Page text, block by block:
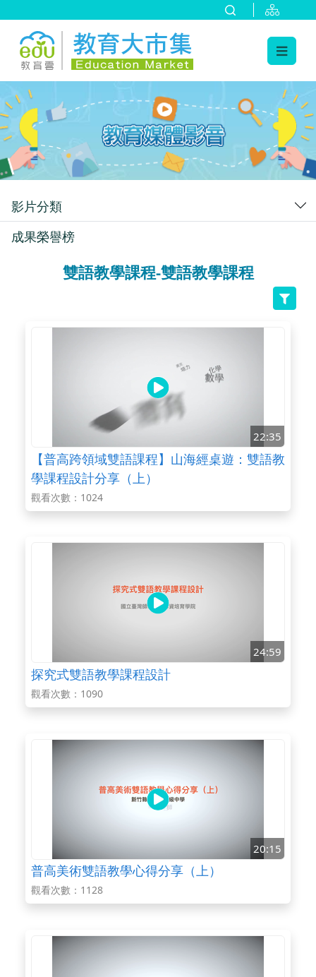
:::
影片分類
成果榮譽榜
雙語教學課程-雙語教學課程
22:35
【普高跨領域雙語課程】山海經桌遊：雙語教
學課程設計分享（上）
觀看次數：1024
24:59
探究式雙語教學課程設計
觀看次數：1090
20:15
普高美術雙語教學心得分享（上）
觀看次數：1128